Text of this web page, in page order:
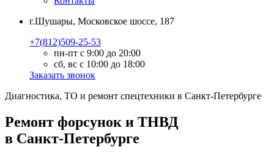
г.Шушары, Московское шоссе, 187
+7(812)509-25-53
пн-пт с 9:00 до 20:00
сб, вс с 10:00 до 18:00
Заказать звонок
Диагностика, ТО и ремонт спецтехники в Санкт-Петербурге
Ремонт форсунок и ТНВД
в Санкт-Петербурге